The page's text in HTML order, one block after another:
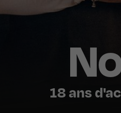
18 ans